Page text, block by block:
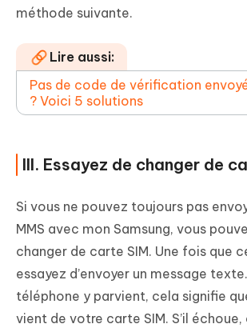
méthode suivante.
Lire aussi:
Pas de code de vérification
? Voici 5 solutions
III. Essayez de changer de
Si vous ne pouvez toujours pas
MMS avec mon Samsung, vous
changer de carte SIM. Une fois que
essayez d’envoyer un message
téléphone y parvient, cela signifie
vient de votre carte SIM. S’il